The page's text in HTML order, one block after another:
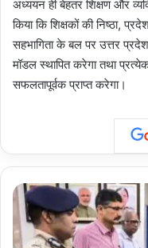
अध्ययन ही बेहतर शिक्षण और
किया कि शिक्षकों की निष्ठा,
सहभागिता के बल पर उत्तर
मॉडल स्थापित करेगा तथा
सफलतापूर्वक प्राप्त करेगा।
Uttar
Pradesh
अयोध्या